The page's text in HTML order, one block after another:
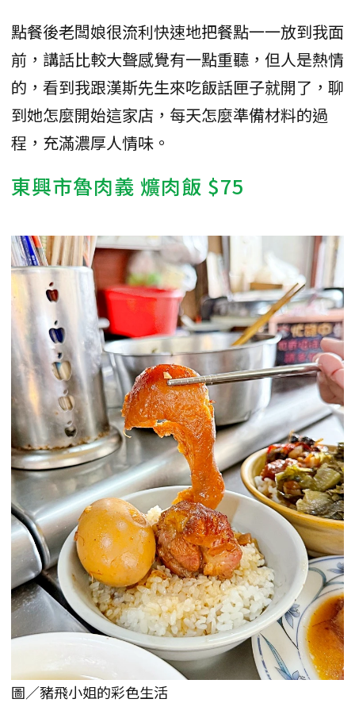
點餐後老闆娘很流利快速地把餐點一一放到我面
前，講話比較大聲感覺有一點重聽，但人是熱情
的，看到我跟漢斯先生來吃飯話匣子就開了，聊
到她怎麼開始這家店，每天怎麼準備材料的過
程，充滿濃厚人情味。
東興市魯肉義 爌肉飯 $75
圖／豬飛小姐的彩色生活